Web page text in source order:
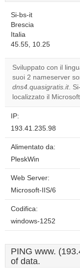
Si-bs-it
Brescia
Italia
45.55, 10.25
Sviluppato con il
suoi 2 nameserver
dns4.quasigratis.it.
localizzato il
IP:
193.41.235.98
Alimentato da:
PleskWin
Web Server:
Microsoft-IIS/6
Codifica:
windows-1252
PING www.
of data.